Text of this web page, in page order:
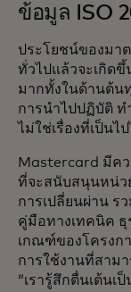
ข้อมูล ISO
ประโยชน์ของมา
ทั่วไปแล้วจะเกิด
มากทั้งในด้านต้น
การนำไปปฏิบัติ ท
ไม่ใช่เรื่องที่เป็นไ
Mastercard มีค
ที่จะสนับสนุนหน่ว
การเปลี่ยนผ่าน
คู่มือทางเทคนิค ธุ
เกณฑ์ของโครงก
การใช้งานที่สาม
“เรารู้สึกตื่นเต้น